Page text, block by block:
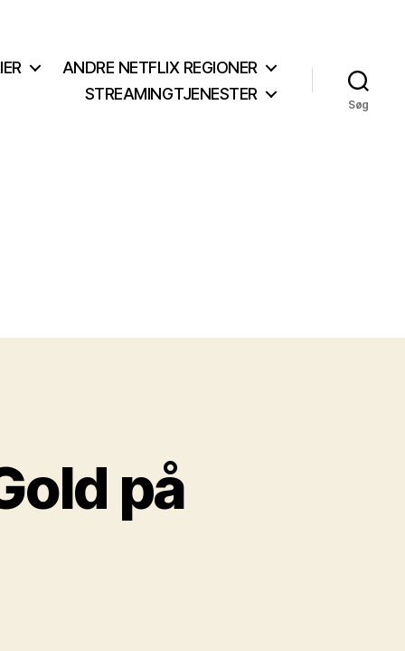
ANDRE NETFLIX REGIONER
STREAMINGTJENESTER
Søg
på